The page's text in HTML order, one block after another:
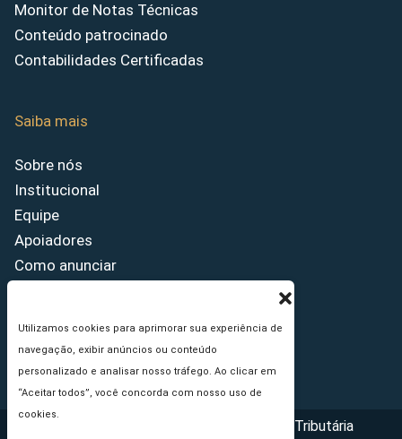
Utilizamos cookies para aprimorar sua experiência de
navegação, exibir anúncios ou conteúdo
personalizado e analisar nosso tráfego. Ao clicar em
“Aceitar todos”, você concorda com nosso uso de
cookies.
Monitor de Notas Técnicas
Conteúdo patrocinado
Contabilidades Certificadas
Saiba mais
Sobre nós
Institucional
Equipe
Apoiadores
Como anunciar
Princípios Editoriais
Copyright © 2026 - Portal da Reforma Tributária